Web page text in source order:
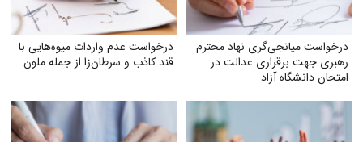
درخواست میانجی‌گری نهاد محترم
رهبری جهت برقراری عدالت در
امتحان دانشگاه آزاد
درخواست عدم واردات میوه‌هایی با
قند کاذب و سرطان‌زا از جمله ملون